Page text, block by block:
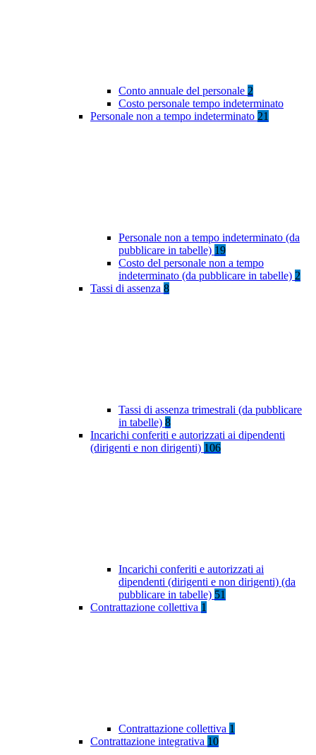
Conto annuale del personale 2
Costo personale tempo indeterminato
Personale non a tempo indeterminato 21
Personale non a tempo indeterminato (da
pubblicare in tabelle) 19
Costo del personale non a tempo
indeterminato (da pubblicare in tabelle) 2
Tassi di assenza 8
Tassi di assenza trimestrali (da pubblicare
in tabelle) 8
Incarichi conferiti e autorizzati ai dipendenti
(dirigenti e non dirigenti) 106
Incarichi conferiti e autorizzati ai
dipendenti (dirigenti e non dirigenti) (da
pubblicare in tabelle) 51
Contrattazione collettiva 1
Contrattazione collettiva 1
Contrattazione integrativa 10